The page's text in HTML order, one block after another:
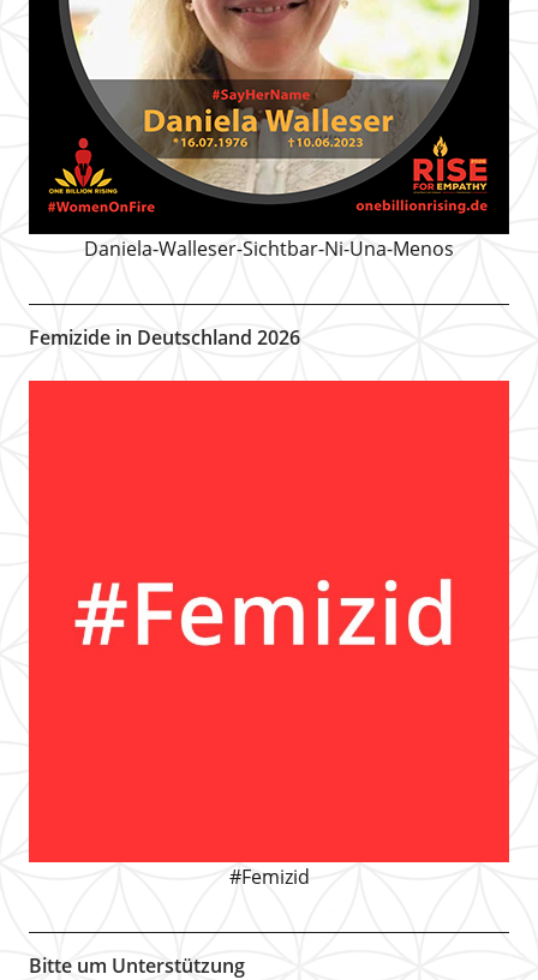
Daniela-Walleser-Sichtbar-Ni-Una-Menos
Femizide in Deutschland 2026
#Femizid
Bitte um Unterstützung